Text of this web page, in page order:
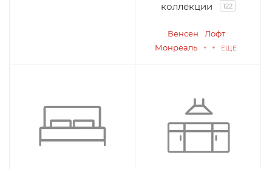
коллекции
122
Венсен
Лофт
Монреаль
+ + ЕЩЕ